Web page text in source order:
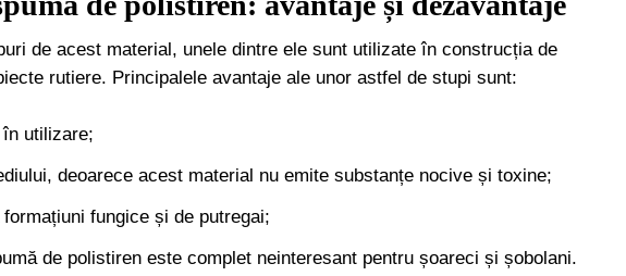
de acest material, unele dintre ele sunt utilizate în construcția de
rutiere. Principalele avantaje ale unor astfel de stupi sunt:
utilizare;
deoarece acest material nu emite substanțe nocive și toxine;
fungice și de putregai;
de polistiren este complet neinteresant pentru șoareci și șobolani.